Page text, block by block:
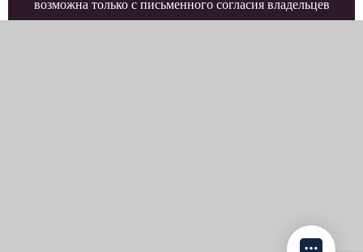
возможна только с письменного согласия владельцев